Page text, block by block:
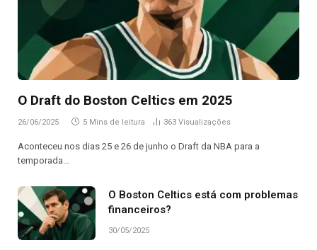
O Draft do Boston Celtics em 2025
26/06/2025 5 Mins de leitura 363 Visualizações
Aconteceu nos dias 25 e 26 de junho o Draft da NBA para a
temporada…
O Boston Celtics está com problemas
financeiros?
30/05/2025